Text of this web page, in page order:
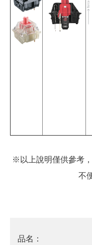
※以上說明僅供參考
不
品名：